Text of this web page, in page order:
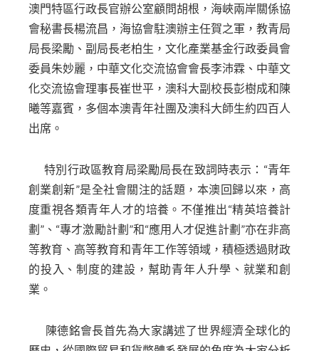
澳門特區行政長官辦公室顧問胡根，海峽兩岸關係協
會秘書長楊流昌，海協會駐澳辦主任賀之軍，教青局
局長梁勵、副局長老柏生，文化產業基金行政委員會
委員朱妙麗，中華文化交流協會會長李沛霖、中華文
化交流協會理事長崔世平，澳科大副校長彭樹成和陳
曦等嘉賓，多個本澳青年社團及澳科大師生約四百人
出席。
特別行政區教育局梁勵局長在致詞時表示：“青年
創業創新”是全社會關注的話題，本澳回歸以來，高
度重視各類青年人才的培養。不僅推出“精英培養計
劃”、“專才激勵計劃”和“應用人才促進計劃”亦在非高
等教育、高等教育和青年工作等領域，積極透過財政
的投入、制度的建設，幫助青年人升學、就業和創
業。
陳德銘會長首先為大家講述了世界經濟全球化的